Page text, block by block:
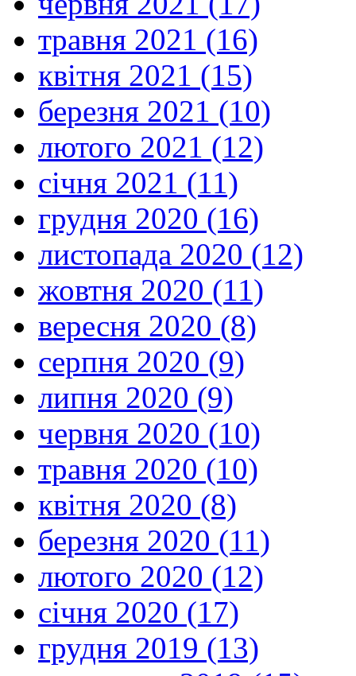
травня 2021 (16)
квітня 2021 (15)
березня 2021 (10)
лютого 2021 (12)
січня 2021 (11)
грудня 2020 (16)
листопада 2020 (12)
жовтня 2020 (11)
вересня 2020 (8)
серпня 2020 (9)
липня 2020 (9)
червня 2020 (10)
травня 2020 (10)
квітня 2020 (8)
березня 2020 (11)
лютого 2020 (12)
січня 2020 (17)
грудня 2019 (13)